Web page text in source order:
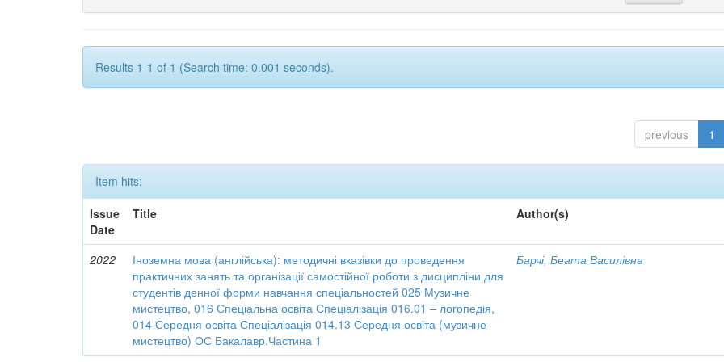
Results 1-1 of 1 (Search time: 0.001 seconds).
previous 1
Item hits:
Issue
Date
Title Author(s)
2022
Іноземна мова (англійська): методичні вказівки до проведення
практичних занять та організації самостійної роботи з дисципліни для
студентів денної форми навчання спеціальностей 025 Музичне
мистецтво, 016 Спеціальна освіта Спеціалізація 016.01 – логопедія,
014 Середня освіта Спеціалізація 014.13 Середня освіта (музичне
мистецтво) ОС Бакалавр.Частина 1
Барчі, Беата Василівна